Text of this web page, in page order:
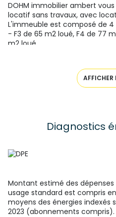
DOHM immobilier ambert
locatif sans travaux, avec
L'immeuble est composé de
- F3 de 65 m2 loué, F4 de 77
m2 loué.
Pour plus de renseignements
Claude Faure au O6 32 52 98
pour cette propriété à
georisques.gouv.fr Pour plus
nous. SAS FF Immobilier
Puy de Dôme valable jusqu’au
sont à la charge du vendeur.
AFFICHER
Diagnostics
Montant estimé des
usage standard est compris
moyens des énergies indexés
2023 (abonnements compris).